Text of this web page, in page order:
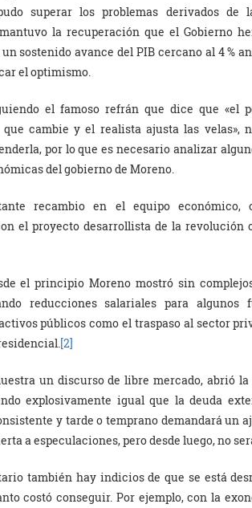
superar los problemas derivados
la recuperación que el Gobierno
sostenido avance del PIB cercano al 4 %
el optimismo.
el famoso refrán que dice que «el
cambie y el realista ajusta las velas»,
por lo que es necesario analizar
del gobierno de Moreno.
recambio en el equipo
el proyecto desarrollista de la revolución
el principio Moreno mostró sin
reducciones salariales para
públicos como el traspaso al sector
[2]
un discurso de libre mercado, abrió
explosivamente igual que la deuda
y tarde o temprano demandará un
a especulaciones, pero desde luego, no
también hay indicios de que se está
costó conseguir. Por ejemplo, con la